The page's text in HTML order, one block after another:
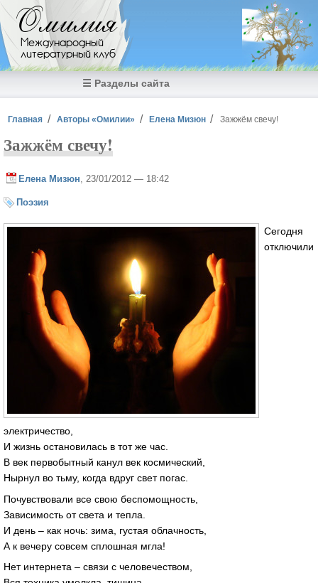
Перейти к основному содержанию
Омилия
Международный
литературный клуб
☰ Разделы сайта
Вы здесь
Главная Авторы «Омилии» Елена Мизюн Зажжём свечу!
Зажжём свечу!
Елена Мизюн , 23/01/2012 — 18:42
Поэзия
Сегодня
отключили
электричество,
И жизнь остановилась в тот же час.
В век первобытный канул век космический,
Нырнул во тьму, когда вдруг свет погас.
Почувствовали все свою беспомощность,
Зависимость от света и тепла.
И день – как ночь: зима, густая облачность,
А к вечеру совсем сплошная мгла!
Нет интернета – связи с человечеством,